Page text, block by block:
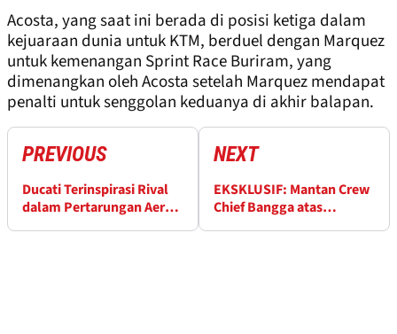
Acosta, yang saat ini berada di posisi ketiga dalam
kejuaraan dunia untuk KTM, berduel dengan Marquez
untuk kemenangan Sprint Race Buriram, yang
dimenangkan oleh Acosta setelah Marquez mendapat
penalti untuk senggolan keduanya di akhir balapan.
PREVIOUS
Ducati Terinspirasi Rival
dalam Pertarungan Aero
NEXT
EKSKLUSIF: Mantan Crew
Chief Bangga atas